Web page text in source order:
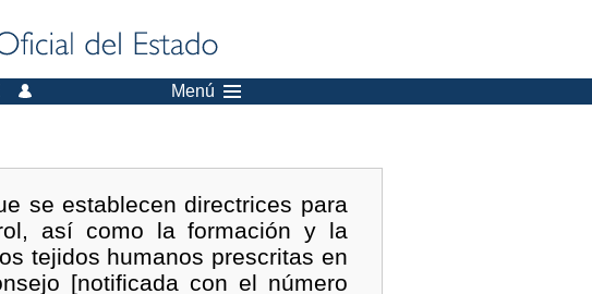
Menú
se establecen directrices para
así como la formación y la
tejidos humanos prescritas en
[notificada con el número